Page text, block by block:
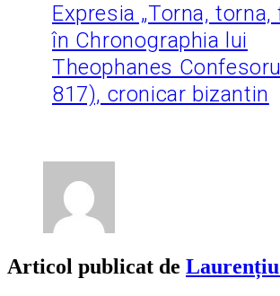
Expresia „Torna, torna,
în Chronographia lui
Theophanes
817), cronicar bizantin
Articol publicat de